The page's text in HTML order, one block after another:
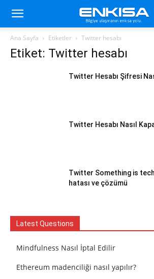
Ana Sayfa Etiketler Twitter hesabı
Etiket: Twitter hesabı
Twitter Hesabı Şifresi
Twitter Hesabı Nasıl
Twitter Something is
hatası ve çözümü
Latest Questions
Mindfulness Nasıl İptal Edilir
Ethereum madenciliği nasıl yapılır?